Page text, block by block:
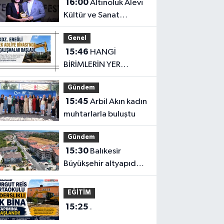
16:00Altınoluk Alevi
Kültür ve Sanat
Festivali renkli anlara
sahne oldu
Genel
15:46
BİRİMLERİN YER
ALACAĞI DA
BELİRLENDİ
Gündem
15:45 Arbil Akın kadın
muhtarlarla buluştu
Gündem
15:30
Büyükşehir altyapıda
hız kesmiyor
EĞİTİM
15:25 .